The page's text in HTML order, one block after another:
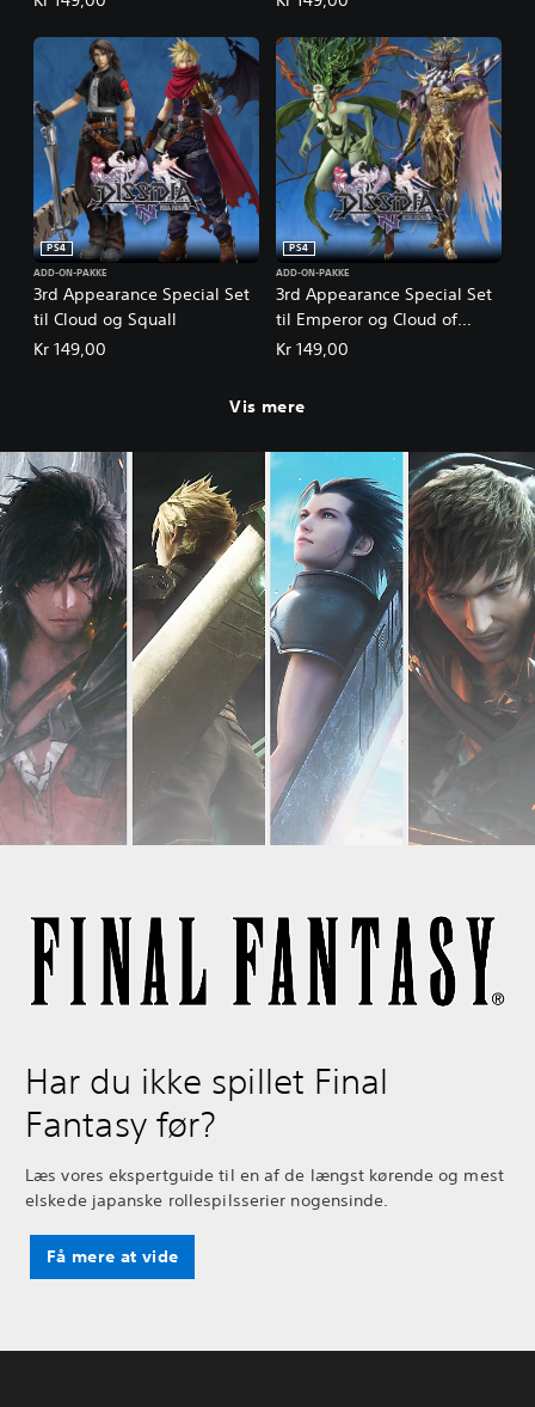
3rd Appearance Special Set
til Cloud og Squall
PS4
ADD-ON-PAKKE
Kr 149,00
3rd Appearance Special Set
til Emperor og Cloud of
Darkness
PS4
ADD-ON-PAKKE
Kr 149,00
Vis mere
Har du ikke spillet Final
Fantasy før?
Læs vores ekspertguide til en af de længst kørende og mest
elskede japanske rollespilsserier nogensinde.
Få mere at vide